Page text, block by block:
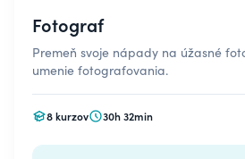
Fotograf
Premeň svoje nápady na úžasné
umenie fotografovania.
8 kurzov 30h 32min